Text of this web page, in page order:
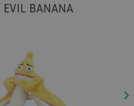
EVIL BANANA